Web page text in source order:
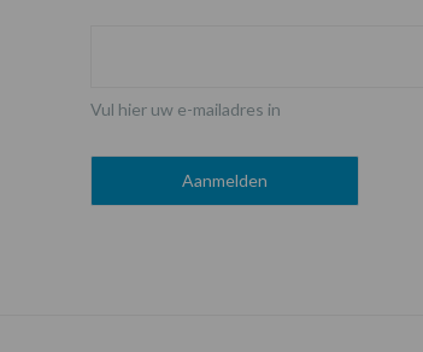
Vul hier uw e-mailadres in